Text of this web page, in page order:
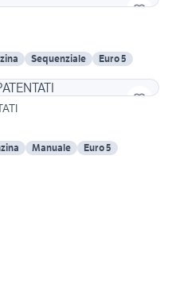
Sequenziale
Euro 5
Manuale Euro 5